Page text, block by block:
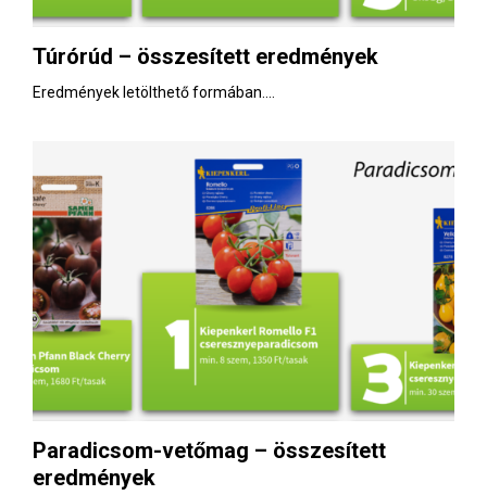
Túrórúd – összesített eredmények
Eredmények letölthető formában....
Paradicsom-vetőmag – összesített
eredmények